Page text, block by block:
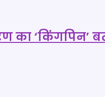
का ‘किंगपिन’